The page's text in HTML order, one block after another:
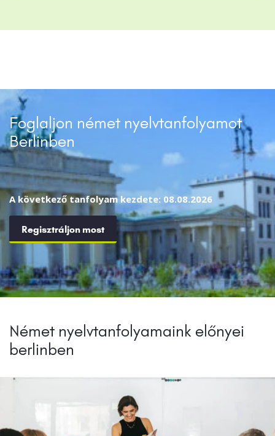
Foglaljon német nyelvtanfolyamot
Berlinben
A következő tanfolyam kezdete: 08.08.2026
Regisztráljon most
Német nyelvtanfolyamaink előnyei
berlinben